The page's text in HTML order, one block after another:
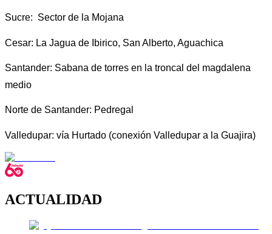
Sucre:  Sector de la Mojana
Cesar: La Jagua de Ibirico, San Alberto, Aguachica
Santander: Sabana de torres en la troncal del magdalena
medio
Norte de Santander: Pedregal
Valledupar: vía Hurtado (conexión Valledupar a la Guajira)
ACTUALIDAD